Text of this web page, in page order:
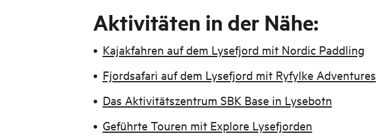
Aktivitäten in der Nähe:
Kajakfahren auf dem Lysefjord mit Nordic Paddling
Fjordsafari auf dem Lysefjord mit Ryfylke Adventures
Das Aktivitätszentrum SBK Base in Lysebotn
Geführte Touren mit Explore Lysefjorden